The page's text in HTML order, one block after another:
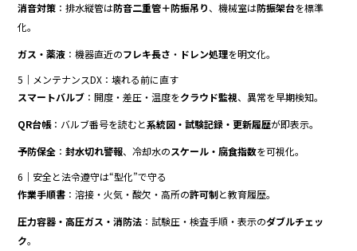
消音対策 ：排水縦管は防音二重管＋防振吊り、機械室は防振架台を標準
化。
ガス・薬液 ：機器直近のフレキ長さ ・ ドレン処理を明文化。
5｜メンテナンスDX：壊れる前に直す
スマートバルブ ：開度・差圧・温度をクラウド監視、異常を早期検知。
QR台帳：バルブ番号を読むと系統図・試験記録・更新履歴が即表示。
予防保全 ：封水切れ警報、冷却水のスケール・腐食指数を可視化。
6｜安全と法令遵守は“型化”で守る
作業手順書 ：溶接・火気・酸欠・高所の許可制と教育履歴。
圧力容器・高圧ガス・消防法 ：試験圧・検査手順・表示のダブルチェッ
ク。